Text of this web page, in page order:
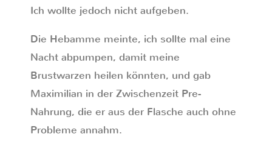
Ich wollte jedoch nicht aufgeben.
Die Hebamme meinte, ich sollte mal eine
Nacht abpumpen, damit meine
Brustwarzen heilen könnten, und gab
Maximilian in der Zwischenzeit Pre-
Nahrung, die er aus der Flasche auch ohne
Probleme annahm.